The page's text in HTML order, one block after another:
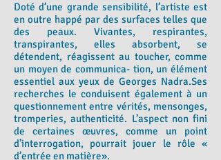
Doté d’une grande sensibilité, l’artiste est
en outre happé par des surfaces telles que
des peaux. Vivantes, respirantes,
transpirantes, elles absorbent, se
détendent, réagissent au toucher, comme
un moyen de communica- tion, un élément
essentiel aux yeux de Georges Nadra.Ses
recherches le conduisent également à un
questionnement entre vérités, mensonges,
tromperies, authenticité. L’aspect non fini
de certaines œuvres, comme un point
d’interrogation, pourrait jouer le rôle «
d’entrée en matière».